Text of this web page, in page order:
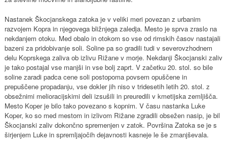
Nastanek Škocjanskega zatoka je v veliki meri povezan z urbanim
razvojem Kopra in njegovega bližnjega zaledja. Mesto je sprva zraslo na
nekdanjem otoku. Med obalo in otokom so vse od rimskih časov nastajali
bazeni za pridobivanje soli. Soline pa so gradili tudi v severovzhodnem
delu Koprskega zaliva ob izlivu Rižane v morje. Nekdanji Škocjanski zaliv
je tako postajal vse manjši in vse bolj zaprt. V začetku 20. stol. so bile
soline zaradi padca cene soli postopoma povsem opuščene in
prepuščene propadanju, vse dokler jih niso v tridesetih letih 20. stol. z
obsežnimi melioracijskimi deli izsušili in preuredili v kmetijska zemljišča.
Mesto Koper je bilo tako povezano s kopnim. V času nastanka Luke
Koper, ko so med mestom in izlivom Rižane zgradili obsežen nasip, je bil
Škocjanski zaliv dokončno spremenjen v zatok. Površina Zatoka se je s
širjenjem Luke in spremljajočih dejavnosti kasneje le še zmanjševala.